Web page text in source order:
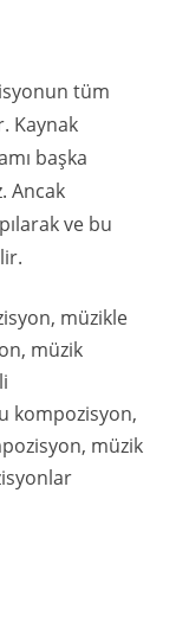
tüm
Kaynak
başka
Ancak
ve bu
müzikle
müzik
kompozisyon,
müzik